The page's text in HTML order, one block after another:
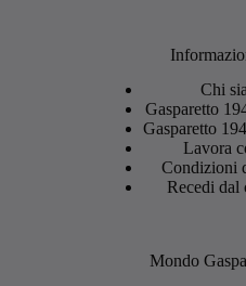
Chi
Gasparetto
Gasparetto
Lavora
Condizioni
Recedi dal
Mondo